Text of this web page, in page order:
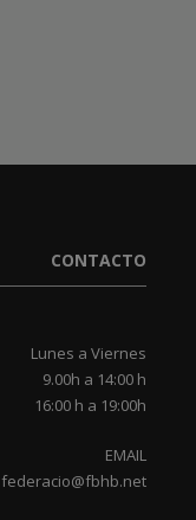
CONTACTO
Lunes a Viernes
9.00h a 14:00 h
16:00 h a 19:00h
EMAIL
federacio@fbhb.net